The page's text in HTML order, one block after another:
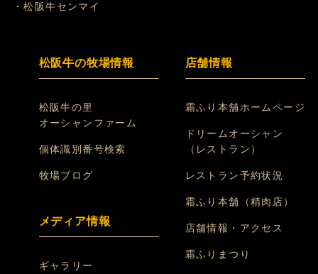
・松阪牛センマイ
松阪牛の牧場情報
松阪牛の里
オーシャンファーム
個体識別番号検索
牧場ブログ
メディア情報
ギャラリー
店舗情報
霜ふり本舗ホームページ
ドリームオーシャン
（レストラン）
レストラン予約状況
霜ふり本舗（精肉店）
店舗情報・アクセス
霜ふりまつり